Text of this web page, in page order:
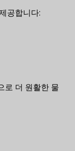
공합니다:
로 더 원활한 물